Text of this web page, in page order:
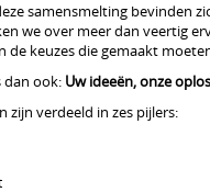
samensmelting bevinden
we over meer dan veertig
de keuzes die gemaakt
dan ook:Uw ideeën, onze
zijn verdeeld in zes pijlers: